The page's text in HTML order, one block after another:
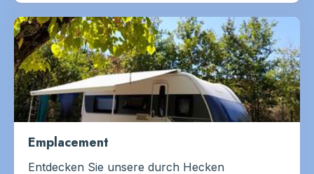
Emplacement
Entdecken Sie unsere durch Hecken